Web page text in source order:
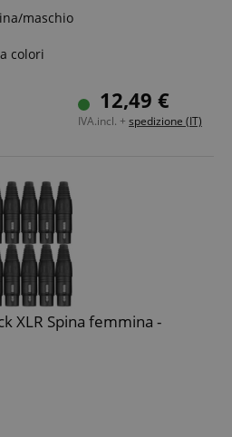
maschio
colori
a strappo
12,49 €
IVA.incl. + spedizione (IT)
XLR Spina femmina -
a strappo per il fissaggio